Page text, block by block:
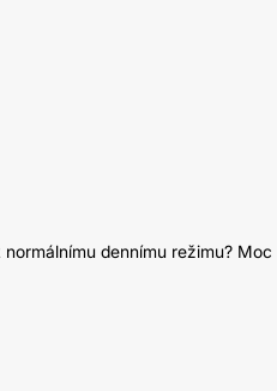
dennímu režimu? Moc